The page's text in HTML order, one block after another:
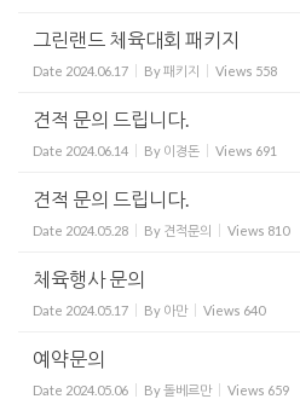
그린랜드 체육대회 패키지
Date 2024.06.17 By패키지 Views 558
견적 문의 드립니다.
Date 2024.06.14 By 이경돈 Views 691
견적 문의 드립니다.
Date 2024.05.28 By 견적문의 Views 810
체육행사 문의
Date 2024.05.17 By 아만 Views 640
예약문의
Date 2024.05.06 By돌베르만 Views 659